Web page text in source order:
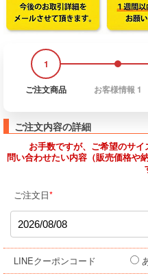
1
ご注文商品
2
お客様情報 1
ご注文内容の詳細
お手数ですが、ご希望のサイ
問い合わせたい内容（販売価格や
ご注文日*
LINEクーポンコード